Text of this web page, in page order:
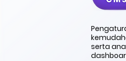
serta